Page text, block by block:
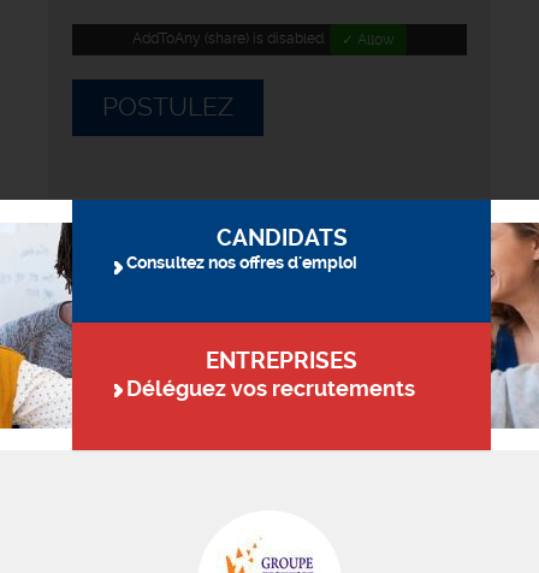
AddToAny (share) is disabled. ✓ Allow
POSTULEZ
CANDIDATS
Consultez nos offres d'emploi
ENTREPRISES
Déléguez vos recrutements